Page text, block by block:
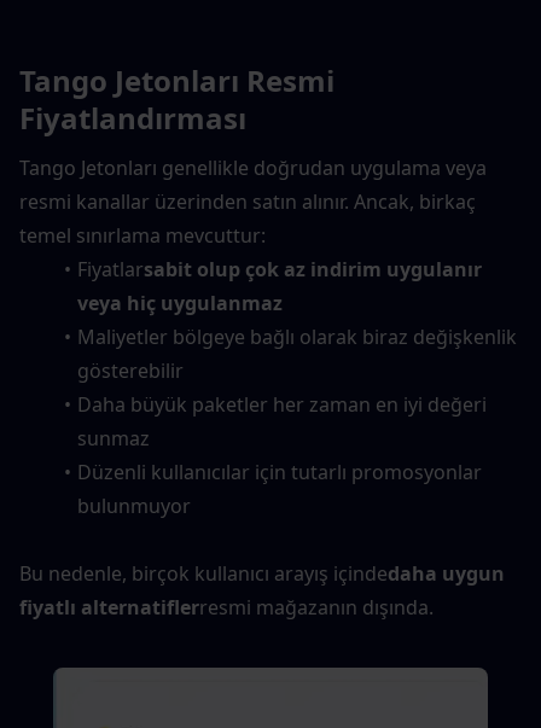
Tango Jetonları Resmi
Fiyatlandırması
Tango Jetonları genellikle doğrudan uygulama veya
resmi kanallar üzerinden satın alınır. Ancak, birkaç
temel sınırlama mevcuttur:
Fiyatlarsabit olup çok az indirim uygulanır
veya hiç uygulanmaz
Maliyetler bölgeye bağlı olarak biraz değişkenlik
gösterebilir
Daha büyük paketler her zaman en iyi değeri
sunmaz
Düzenli kullanıcılar için tutarlı promosyonlar
bulunmuyor
Bu nedenle, birçok kullanıcı arayış içindedaha uygun
fiyatlı alternatiflerresmi mağazanın dışında.